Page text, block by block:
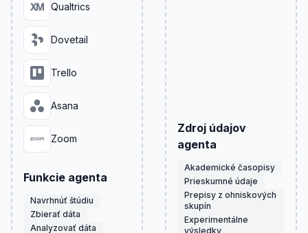
Qualtrics
Dovetail
Trello
Asana
Zoom
Funkcie agenta
Navrhnúť štúdiu
Zbierať dáta
Analyzovať dáta
Zdroj údajov
agenta
Akademické časopisy
Prieskumné údaje
Prepisy z ohniskových
skupín
Experimentálne
výsledky